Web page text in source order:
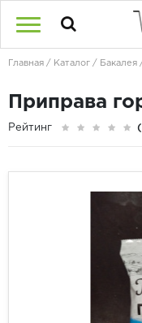
Главная Каталог Бакалея
Приправа
Рейтинг